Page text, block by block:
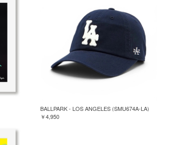
BALLPARK - LOS ANGELES (SMU674A-LA)
￥4,950